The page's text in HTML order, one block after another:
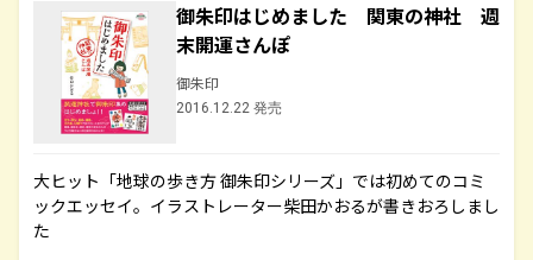
御朱印はじめました 関東の神社 週
末開運さんぽ
御朱印
2016.12.22 発売
大ヒット「地球の歩き方 御朱印シリーズ」では初めてのコミ
ックエッセイ。イラストレーター柴田かおるが書きおろしまし
た